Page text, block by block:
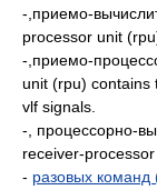
-,приемо-
processor unit
-,приемо-
unit (rpu) contains
vlf signals.
-, процессорно-
receiver-
- разовых команд